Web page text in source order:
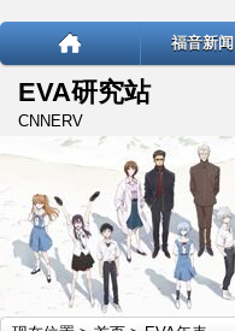
福音新闻
EVA研究站
CNNERV